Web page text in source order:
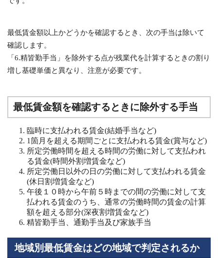
最低賃金額以上かどうかを確認するとき、次の手当は除いて
確認します。
「6.精皆勤手当」を除外する点が残業代を計算するときの割り
増し基礎単価と異なり、注意が必要です。
最低賃金額を確認するときに除外する手当
臨時に支払われる賃金(結婚手当など)
1箇月を超える期間ごとに支払われる賃金(賞与など)
所定労働時間を超える時間の労働に対して支払われ
る賃金(時間外割増賃金など)
所定労働日以外の日の労働に対して支払われる賃金
(休日割増賃金など)
午後１０時から午前５時までの間の労働に対して支
払われる賃金のうち、通常の労働時間の賃金の計算
額を超える部分(深夜割増賃金など)
精皆勤手当、通勤手当及び家族手当
地域別最低賃金はどの地域で判定されるか